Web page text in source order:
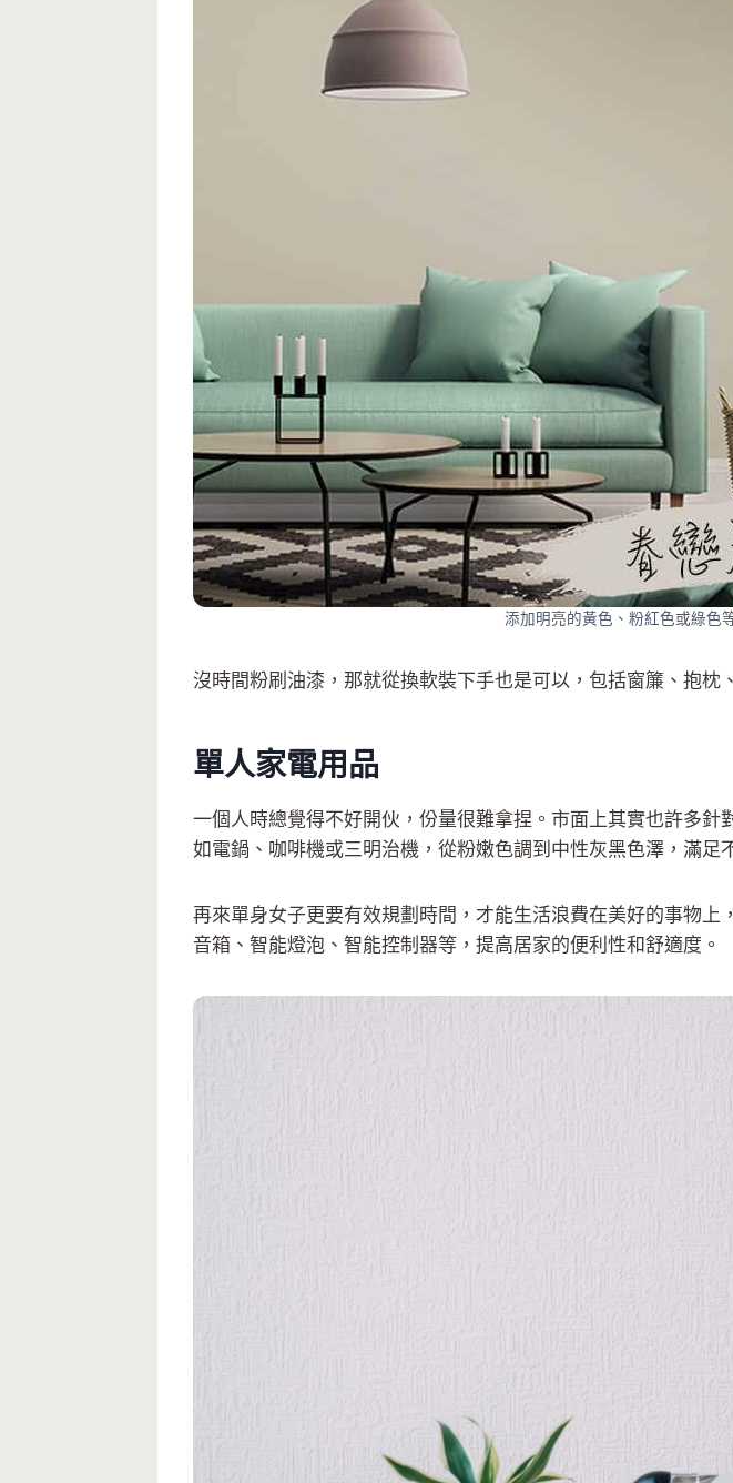
添加明亮的黃色、粉紅色或綠色
沒時間粉刷油漆，那就從換軟裝下手也是可以，包括窗簾、抱
單人家電用品
一個人時總覺得不好開伙，份量很難拿捏。市面上其實也許多
如電鍋、咖啡機或三明治機，從粉嫩色調到中性灰黑色澤，滿足
再來單身女子更要有效規劃時間，才能生活浪費在美好的事物
音箱、智能燈泡、智能控制器等，提高居家的便利性和舒適度。